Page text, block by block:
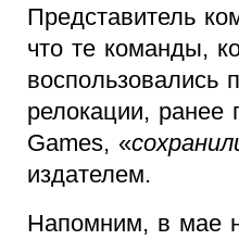
Представитель
что те команды,
воспользовались
релокации, ранее
Games, «
издателем.
Напомним, в мае